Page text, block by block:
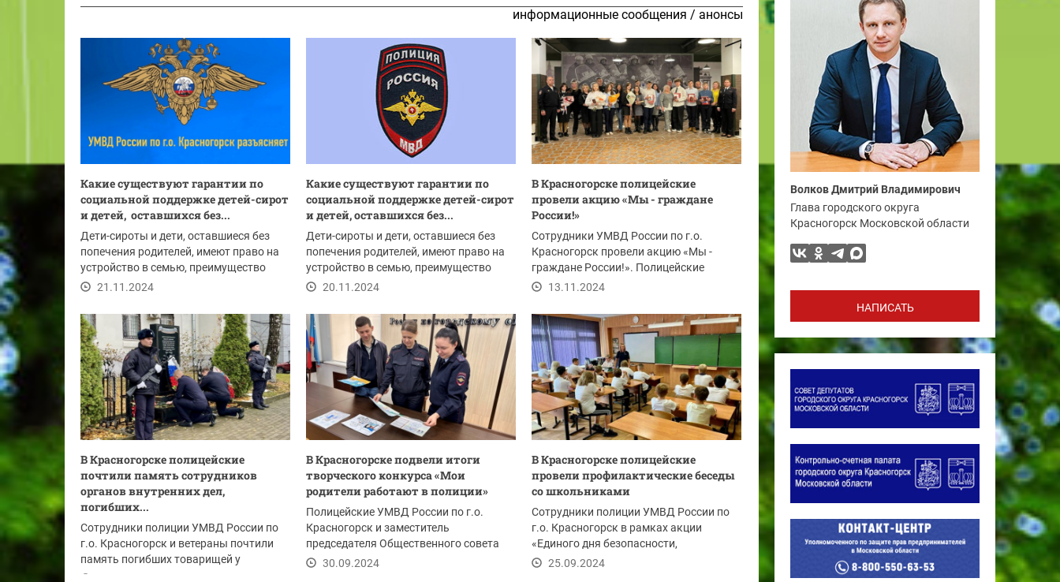
информационные сообщения / анонсы
Какие существуют гарантии по
социальной поддержке детей-сирот
и детей, оставшихся без...
Дети-сироты и дети, оставшиеся без
попечения родителей, имеют право на
устройство в семью, преимущество
при...21.11.2024
Какие существуют гарантии по
социальной поддержке детей-сирот
и детей, оставшихся без...
Дети-сироты и дети, оставшиеся без
попечения родителей, имеют право на
устройство в семью, преимущество
при...20.11.2024
В Красногорске полицейские
провели акцию «Мы - граждане
России!»
Сотрудники УМВД России по г.о.
Красногорск провели акцию «Мы -
граждане России!». Полицейские
вручили паспорт...
13.11.2024
В Красногорске полицейские
почтили память сотрудников
органов внутренних дел,
погибших...
Сотрудники полиции УМВД России по
г.о. Красногорск и ветераны почтили
память погибших товарищей у
мемориала в...
В Красногорске подвели итоги
творческого конкурса «Мои
родители работают в полиции»
Полицейские УМВД России по г.о.
Красногорск и заместитель
председателя Общественного совета
Александр Занин подвели...
30.09.2024
В Красногорске полицейские
провели профилактические беседы
со школьниками
Сотрудники полиции УМВД России по
г.о. Красногорск в рамках акции
«Единого дня безопасности,
профилактики...
25.09.2024
Волков Дмитрий Владимирович
Глава городского округа
Красногорск Московской области
НАПИСАТЬ